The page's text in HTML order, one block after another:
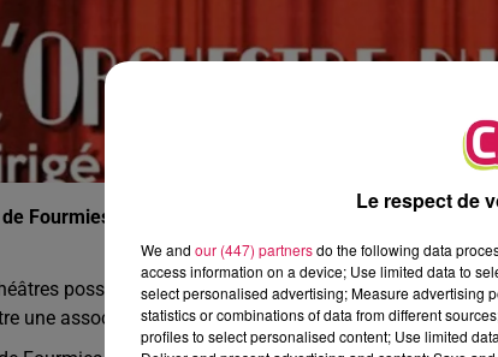
Fourmies vous propose un spectacle spécial avec
possédaient sonorchestre. Le théâtre Jean Ferrat
une association fondée en 1900.
Le respect de
We and our (447) partnersdo the following data
access information on a device; Use limited data to
select personalised advertising; Measure advertising
statistics or combinations of data from different
profiles to select personalised content; Use limited